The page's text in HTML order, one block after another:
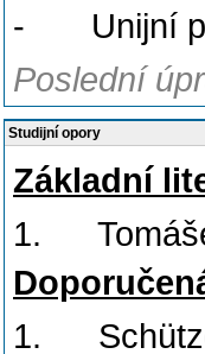
- Unijní
Poslední
Studijní opory
Základní
1.
1.